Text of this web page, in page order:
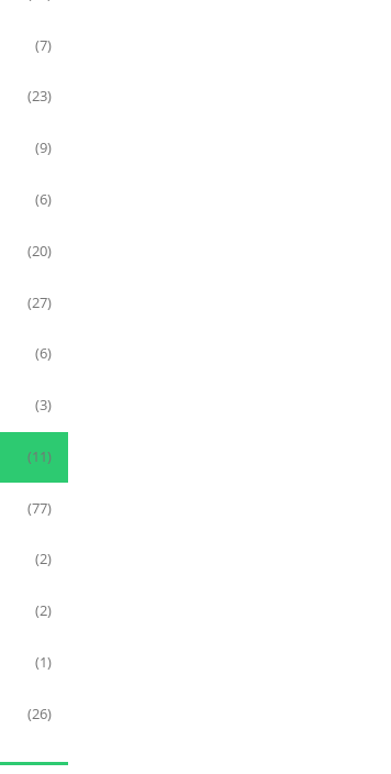
(7)
(23)
(9)
(6)
(20)
(27)
(6)
(3)
(11)
(77)
(2)
(2)
(1)
(26)